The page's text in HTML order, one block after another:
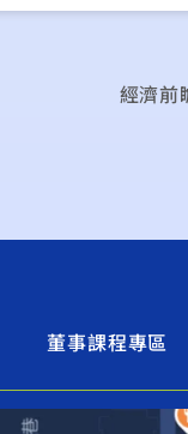
經濟前
董事課程專區